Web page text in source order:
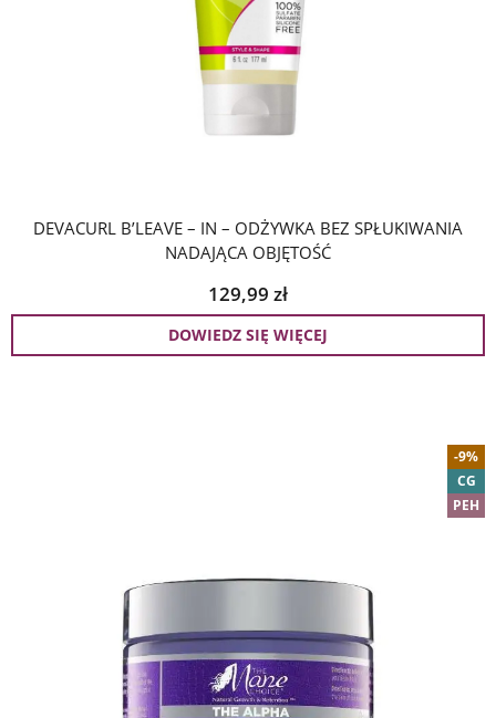
DEVACURL B’LEAVE – IN – ODŻYWKA BEZ SPŁUKIWANIA
NADAJĄCA OBJĘTOŚĆ
129,99 zł
DOWIEDZ SIĘ WIĘCEJ
-9%
CG
PEH